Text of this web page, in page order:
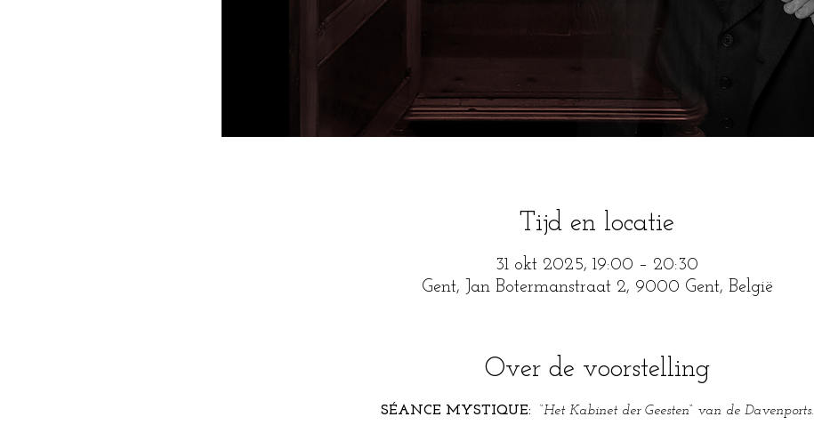
Tijd en locatie
31 okt 2025, 19:00 – 20:30
Gent, Jan Botermanstraat 2, 9000 Gent, België
Over de voorstelling
SÉANCE MYSTIQUE: “Het Kabinet der Geesten“ van de Davenports.